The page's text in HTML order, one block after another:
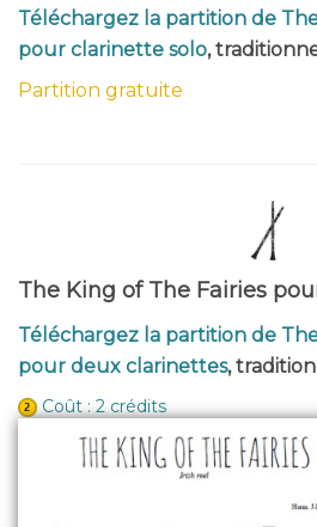
Téléchargez la partition de
pour clarinette solo,
Partition gratuite
The King of The Fairies
Téléchargez la partition de
pour deux clarinettes,
Coût : 2 crédits